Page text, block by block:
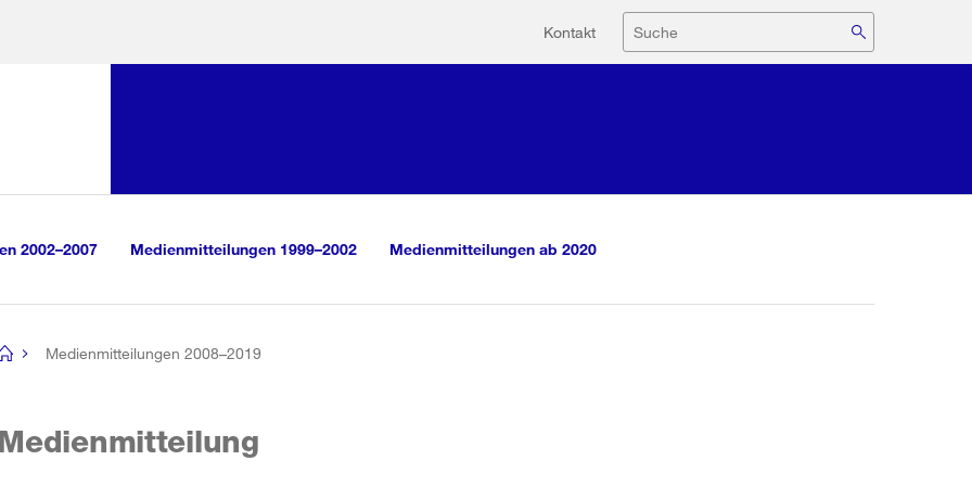
Hilfsnavigation
Kontakt Suche
2002–2007 Medienmitteilungen 1999–2002 Medienmitteilungen ab 2020
Medienmitteilungen 2008–2019